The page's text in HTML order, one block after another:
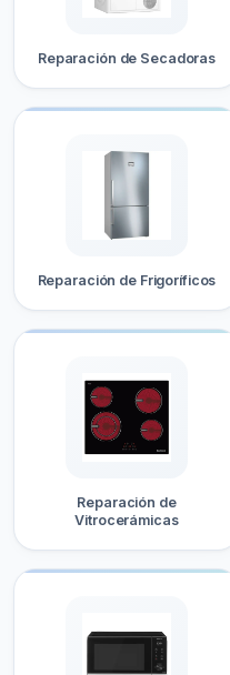
Reparación de Secadoras
Reparación de Frigoríficos
Reparación de
Vitrocerámicas